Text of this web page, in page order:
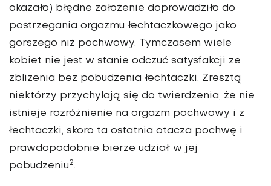
okazało) błędne założenie doprowadziło do
postrzegania orgazmu łechtaczkowego jako
gorszego niż pochwowy. Tymczasem wiele
kobiet nie jest w stanie odczuć satysfakcji ze
zbliżenia bez pobudzenia łechtaczki. Zresztą
niektórzy przychylają się do twierdzenia, że nie
istnieje rozróżnienie na orgazm pochwowy i z
łechtaczki, skoro ta ostatnia otacza pochwę i
prawdopodobnie bierze udział w jej
pobudzeniu2.